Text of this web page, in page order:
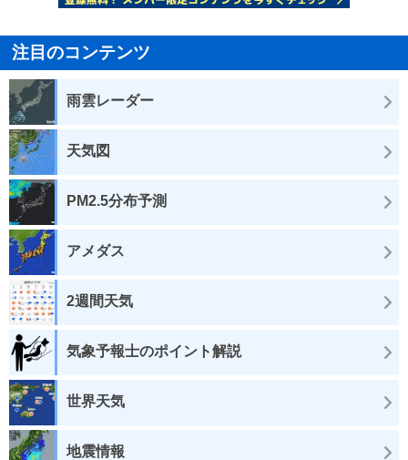
注目のコンテンツ
雨雲レーダー
天気図
PM2.5分布予測
アメダス
2週間天気
気象予報士のポイント解説
世界天気
地震情報